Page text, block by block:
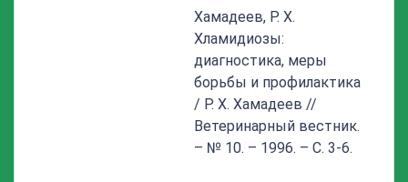
Хамадеев, Р. Х.
Хламидиозы:
диагностика, меры
борьбы и профилактика
/ Р. Х. Хамадеев //
Ветеринарный вестник.
– № 10. – 1996. – С. 3-6.